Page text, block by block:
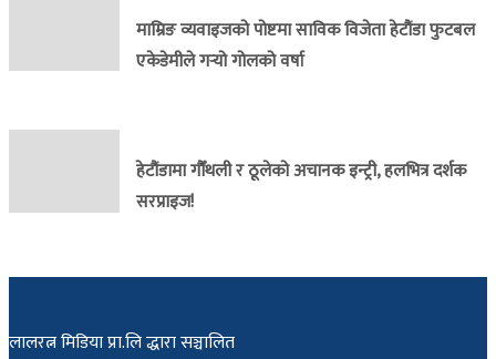
माम्रिङ व्यवाइजको पोष्टमा साविक विजेता हेटौंडा फुटबल
एकेडेमीले गर्‍यो गोलको वर्षा
हेटौंडामा गौँथली र ठूलेको अचानक इन्ट्री, हलभित्र दर्शक
सरप्राइज!
लालरत्न मिडिया प्रा.लि द्धारा सञ्चालित